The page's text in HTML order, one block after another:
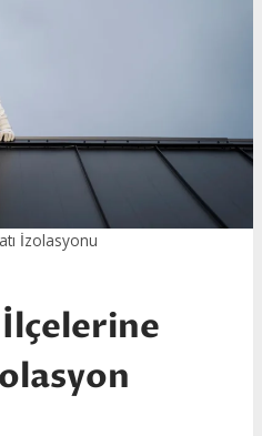
İzolasyonu